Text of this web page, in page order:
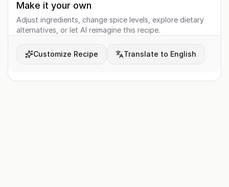
Make it your own
Adjust ingredients, change spice levels, explore dietary
alternatives, or let AI reimagine this recipe.
Customize Recipe Translate to English